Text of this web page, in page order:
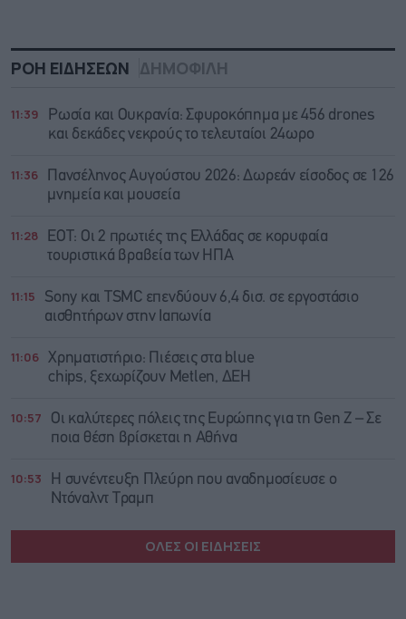
ΡΟΗ ΕΙΔΗΣΕΩΝ ΔΗΜΟΦΙΛΗ
11:39
Ρωσία και Ουκρανία: Σφυροκόπημα με 456 drones
και δεκάδες νεκρούς το τελευταίοι 24ωρο
11:36
Πανσέληνος Αυγούστου 2026: Δωρεάν είσοδος σε 126
μνημεία και μουσεία
11:28
ΕΟΤ: Οι 2 πρωτιές της Ελλάδας σε κορυφαία
τουριστικά βραβεία των ΗΠΑ
11:15
Sony και TSMC επενδύουν 6,4 δισ. σε εργοστάσιο
αισθητήρων στην Ιαπωνία
11:06 Χρηματιστήριο: Πιέσεις στα blue
chips, ξεχωρίζουν Metlen, ΔΕΗ
10:57
Οι καλύτερες πόλεις της Ευρώπης για τη Gen Z – Σε
ποια θέση βρίσκεται η Αθήνα
10:53
Η συνέντευξη Πλεύρη που αναδημοσίευσε ο
Ντόναλντ Τραμπ
ΟΛΕΣ ΟΙ ΕΙΔΗΣΕΙΣ